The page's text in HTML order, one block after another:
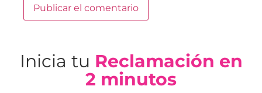
Inicia tu Reclamación en
2 minutos